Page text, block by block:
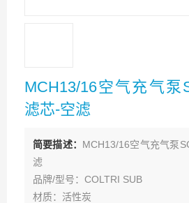
MCH13/16空气充气泵
滤芯-空滤
简要描述： MCH13/16空气充气泵
滤
品牌/型号：COLTRI SUB
材质：活性炭